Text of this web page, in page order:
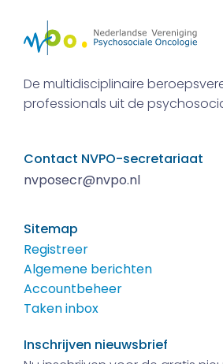
De multidisciplinaire
professionals uit de
Contact NVPO-secretariaat
nvposecr@nvpo.nl
Sitemap
Registreer
Algemene berichten
Accountbeheer
Taken inbox
Inschrijven nieuwsbrief